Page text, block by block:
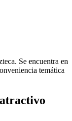
Se encuentra en
temática